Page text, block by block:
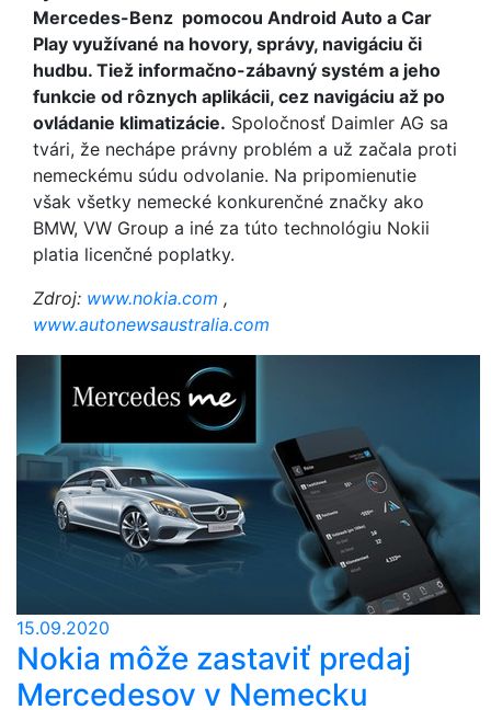
Mercedes-Benz pomocou Android Auto a Car
Play využívané na hovory, správy, navigáciu či
hudbu. Tiež informačno-zábavný systém a jeho
funkcie od rôznych aplikácii, cez navigáciu až po
ovládanie klimatizácie. Spoločnosť Daimler AG sa
tvári, že nechápe právny problém a už začala proti
nemeckému súdu odvolanie. Na pripomienutie
však všetky nemecké konkurenčné značky ako
BMW, VW Group a iné za túto technológiu Nokii
platia licenčné poplatky.
Zdroj: www.nokia.com ,
www.autonewsaustralia.com
15.09.2020
Nokia môže zastaviť predaj
Mercedesov v Nemecku